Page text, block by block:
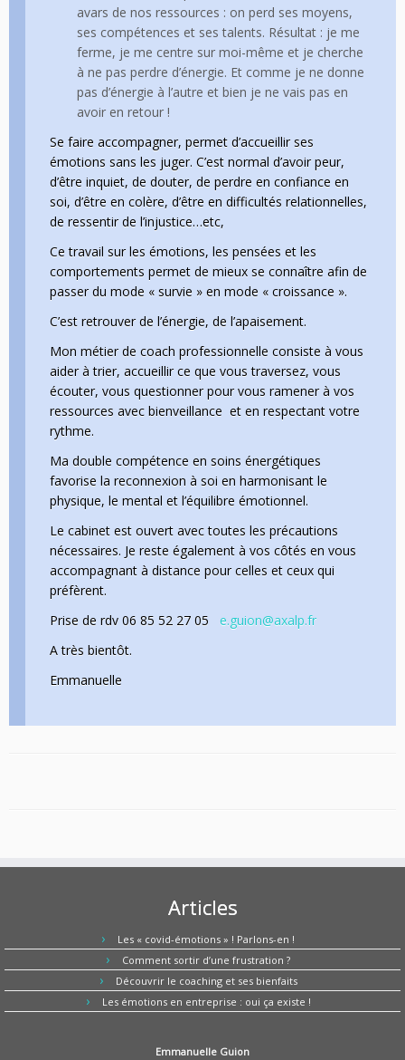
avars de nos ressources : on perd ses moyens,
ses compétences et ses talents. Résultat : je me
ferme, je me centre sur moi-même et je cherche
à ne pas perdre d’énergie. Et comme je ne donne
pas d’énergie à l’autre et bien je ne vais pas en
avoir en retour !
Se faire accompagner, permet d’accueillir ses
émotions sans les juger. C’est normal d’avoir peur,
d’être inquiet, de douter, de perdre en confiance en
soi, d’être en colère, d’être en difficultés relationnelles,
de ressentir de l’injustice…etc,
Ce travail sur les émotions, les pensées et les
comportements permet de mieux se connaître afin de
passer du mode « survie » en mode « croissance ».
C’est retrouver de l’énergie, de l’apaisement.
Mon métier de coach professionnelle consiste à vous
aider à trier, accueillir ce que vous traversez, vous
écouter, vous questionner pour vous ramener à vos
ressources avec bienveillance et en respectant votre
rythme.
Ma double compétence en soins énergétiques
favorise la reconnexion à soi en harmonisant le
physique, le mental et l’équilibre émotionnel.
Le cabinet est ouvert avec toutes les précautions
nécessaires. Je reste également à vos côtés en vous
accompagnant à distance pour celles et ceux qui
préfèrent.
Prise de rdv 06 85 52 27 05 e.guion@axalp.fr
A très bientôt.
Emmanuelle
Articles
Les « covid-émotions » ! Parlons-en !
Comment sortir d’une frustration ?
Découvrir le coaching et ses bienfaits
Les émotions en entreprise : oui ça existe !
Emmanuelle Guion